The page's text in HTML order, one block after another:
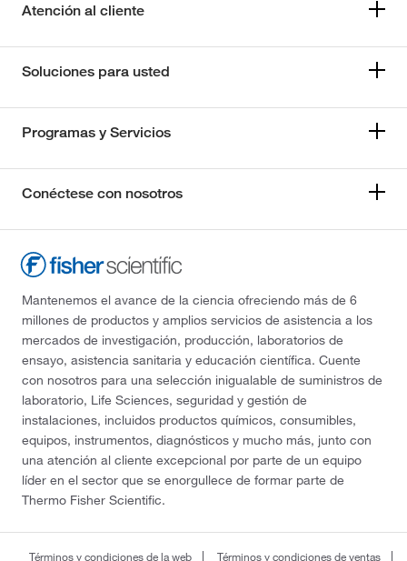
Atención al cliente
Soluciones para usted
Programas y Servicios
Conéctese con nosotros
Mantenemos el avance de la ciencia ofreciendo más de 6
millones de productos y amplios servicios de asistencia a los
mercados de investigación, producción, laboratorios de
ensayo, asistencia sanitaria y educación científica. Cuente
con nosotros para una selección inigualable de suministros de
laboratorio, Life Sciences, seguridad y gestión de
instalaciones, incluidos productos químicos, consumibles,
equipos, instrumentos, diagnósticos y mucho más, junto con
una atención al cliente excepcional por parte de un equipo
líder en el sector que se enorgullece de formar parte de
Thermo Fisher Scientific.
Términos y condiciones de la web Términos y condiciones de ventas